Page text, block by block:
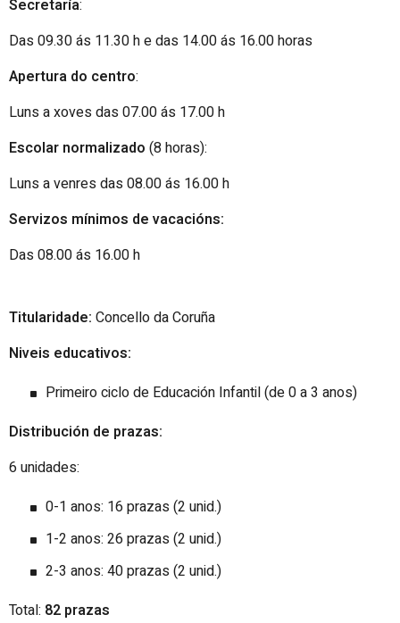
Secretaría:
Das 09.30 ás 11.30 h e das 14.00 ás 16.00 horas
Apertura do centro:
Luns a xoves das 07.00 ás 17.00 h
Escolar normalizado (8 horas):
Luns a venres das 08.00 ás 16.00 h
Servizos mínimos de vacacións:
Das 08.00 ás 16.00 h
Titularidade: Concello da Coruña
Niveis educativos:
Primeiro ciclo de Educación Infantil (de 0 a 3 anos)
Distribución de prazas:
6 unidades:
0-1 anos: 16 prazas (2 unid.)
1-2 anos: 26 prazas (2 unid.)
2-3 anos: 40 prazas (2 unid.)
Total: 82 prazas